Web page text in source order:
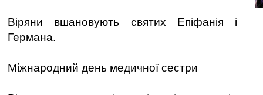
Віряни вшановують святих Епіфанія і
Германа.
Міжнародний день медичної сестри